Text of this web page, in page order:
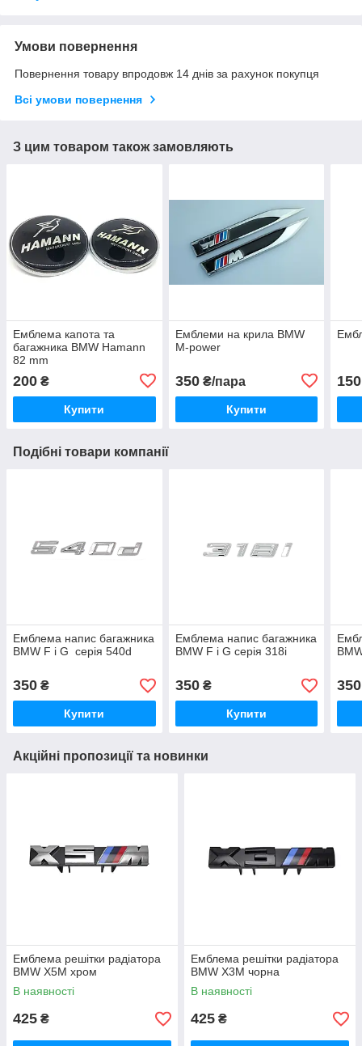
Умови повернення
Повернення товару впродовж 14 днів за рахунок покупця
Всі умови повернення
З цим товаром також замовляють
Емблема капота та
багажника BMW Hamann
82 mm
200 ₴
Купити
Емблеми на крила BMW
M-power
350₴/пара
Купити
150
Подібні товари компанії
Емблема напис багажника
BMW F і G серія 540d
350 ₴
Купити
Емблема напис багажника
BMW F і G серія 318i
350₴
Купити
350
Акційні пропозиції та новинки
Емблема решітки радіатора
BMW X5M хром
В наявності
425 ₴
Емблема решітки радіатора
BMW X3M чорна
В наявності
425 ₴